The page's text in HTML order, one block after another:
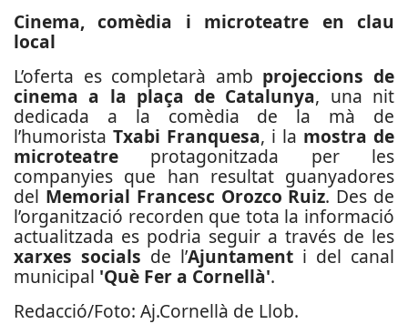
Cinema, comèdia i microteatre en clau
local
L’oferta es completarà amb projeccions de
cinema a la plaça de Catalunya, una nit
dedicada a la comèdia de la mà de
l’humorista Txabi Franquesa, i la mostra de
microteatre protagonitzada per les
companyies que han resultat guanyadores
del Memorial Francesc Orozco Ruiz. Des de
l’organització recorden que tota la informació
actualitzada es podria seguir a través de les
xarxes socials de l’Ajuntament i del canal
municipal 'Què Fer a Cornellà'.
Redacció/Foto: Aj.Cornellà de Llob.